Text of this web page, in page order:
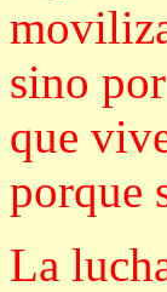
sino
que
porque
La